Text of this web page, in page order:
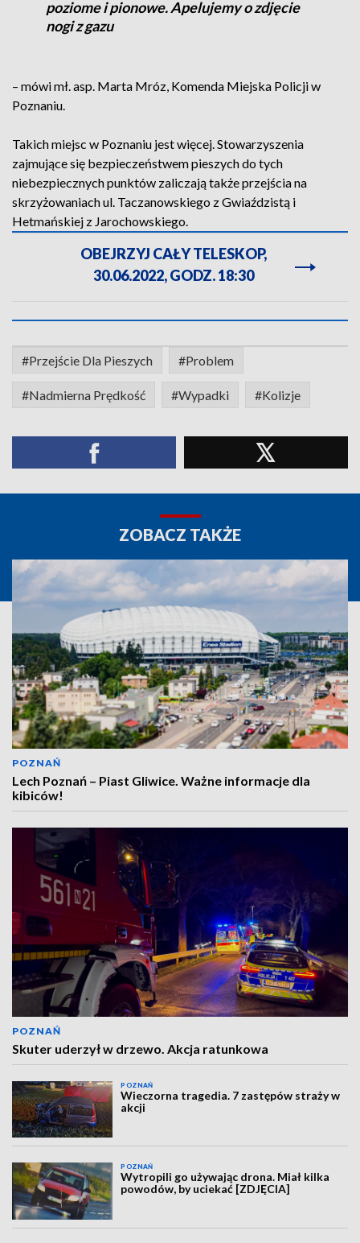
poziome i pionowe. Apelujemy o zdjęcie
nogi z gazu
– mówi mł. asp. Marta Mróz, Komenda Miejska Policji w
Poznaniu.
Takich miejsc w Poznaniu jest więcej. Stowarzyszenia
zajmujące się bezpieczeństwem pieszych do tych
niebezpiecznych punktów zaliczają także przejścia na
skrzyżowaniach ul. Taczanowskiego z Gwiaździstą i
Hetmańskiej z Jarochowskiego.
OBEJRZYJ CAŁY TELESKOP,
30.06.2022, GODZ. 18:30
#Przejście Dla Pieszych #Problem
#Nadmierna Prędkość #Wypadki #Kolizje
ZOBACZ TAKŻE
POZNAŃ
Lech Poznań – Piast Gliwice. Ważne informacje dla
kibiców!
POZNAŃ
Skuter uderzył w drzewo. Akcja ratunkowa
POZNAŃ
Wieczorna tragedia. 7 zastępów straży w
akcji
POZNAŃ
Wytropili go używając drona. Miał kilka
powodów, by uciekać [ZDJĘCIA]